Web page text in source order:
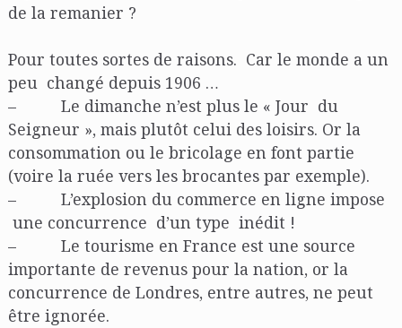
de la remanier ?
Pour toutes sortes de raisons. Car le monde a un
peu changé depuis 1906 …
– Le dimanche n’est plus le « Jour du
Seigneur », mais plutôt celui des loisirs. Or la
consommation ou le bricolage en font partie
(voire la ruée vers les brocantes par exemple).
– L’explosion du commerce en ligne impose
une concurrence d’un type inédit !
– Le tourisme en France est une source
importante de revenus pour la nation, or la
concurrence de Londres, entre autres, ne peut
être ignorée.